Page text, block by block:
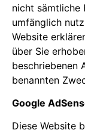
nicht sämtliche
umfänglich
Website
über Sie
beschriebenen
benannten
Google
Diese Website